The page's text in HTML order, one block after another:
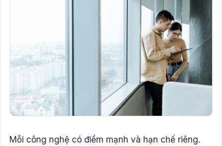
Mỗi công nghệ có điểm mạnh và hạn chế riêng.